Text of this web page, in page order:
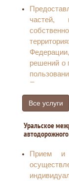
заказа
служб
действия
такси,
реестра
частей,
решений о
запасов
вод,
недр
и
Все услуги
Уральское
Прием и